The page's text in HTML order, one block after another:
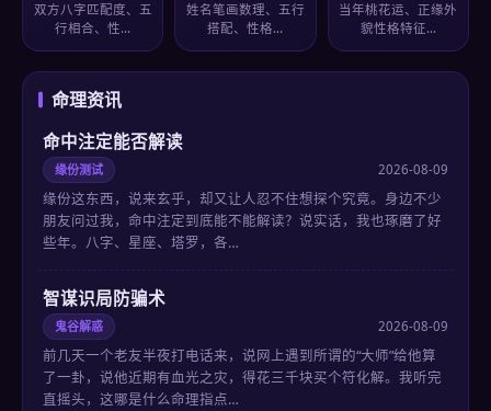
双方八字匹配度、五
行相合、性…
姓名笔画数理、五行
搭配、性格…
当年桃花运、正缘外
貌性格特征…
命理资讯
命中注定能否解读
缘份测试 2026-08-09
缘份这东西，说来玄乎，却又让人忍不住想探个究竟。身边不少
朋友问过我，命中注定到底能不能解读？说实话，我也琢磨了好
些年。八字、星座、塔罗，各…
智谋识局防骗术
鬼谷解惑 2026-08-09
前几天一个老友半夜打电话来，说网上遇到所谓的“大师”给他算
了一卦，说他近期有血光之灾，得花三千块买个符化解。我听完
直摇头，这哪是什么命理指点…